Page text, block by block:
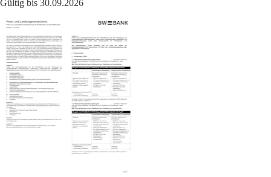
Gültig bis 30.09.2026